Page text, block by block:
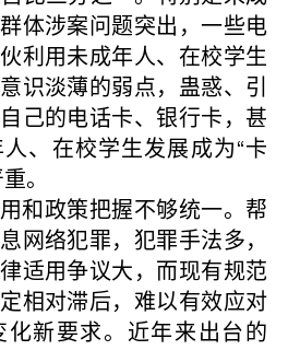
体涉案问题突出，一些电
利用未成年人、在校学生
识淡薄的弱点，蛊惑、引
己的电话卡、银行卡，甚
、在校学生发展成为“卡
。
政策把握不够统一。帮
网络犯罪，犯罪手法多，
适用争议大，而现有规范
相对滞后，难以有效应对
新要求。近年来出台的